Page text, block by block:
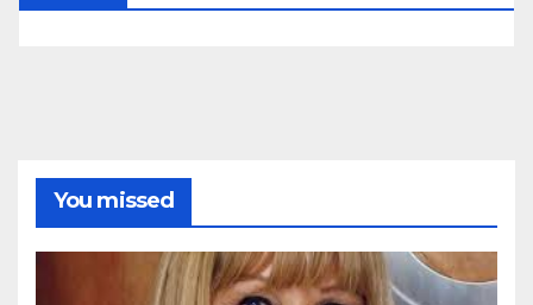
You missed